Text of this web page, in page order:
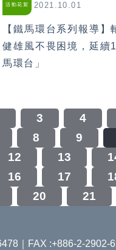
活動花絮 2021.10.01
【鐵馬環台系列報導】
健雄風不畏困境，延續
馬環台」
3 4
8 9
12 13
16 17
20 21
｜FAX :+886-2-2902-